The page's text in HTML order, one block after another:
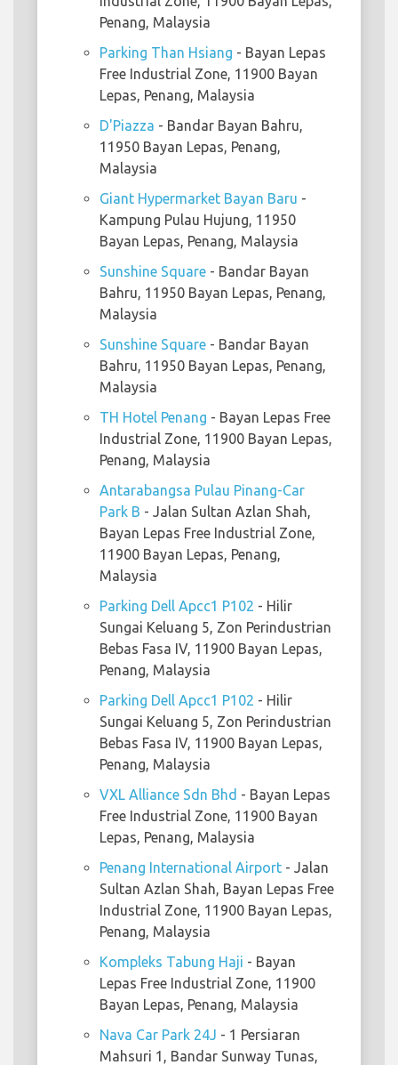
Penang, Malaysia
Parking Than Hsiang - Bayan Lepas
Free Industrial Zone, 11900 Bayan
Lepas, Penang, Malaysia
D'Piazza - Bandar Bayan Bahru,
11950 Bayan Lepas, Penang,
Malaysia
Giant Hypermarket Bayan Baru -
Kampung Pulau Hujung, 11950
Bayan Lepas, Penang, Malaysia
Sunshine Square - Bandar Bayan
Bahru, 11950 Bayan Lepas, Penang,
Malaysia
Sunshine Square - Bandar Bayan
Bahru, 11950 Bayan Lepas, Penang,
Malaysia
TH Hotel Penang - Bayan Lepas Free
Industrial Zone, 11900 Bayan Lepas,
Penang, Malaysia
Antarabangsa Pulau Pinang-Car
Park B - Jalan Sultan Azlan Shah,
Bayan Lepas Free Industrial Zone,
11900 Bayan Lepas, Penang,
Malaysia
Parking Dell Apcc1 P102 - Hilir
Sungai Keluang 5, Zon Perindustrian
Bebas Fasa IV, 11900 Bayan Lepas,
Penang, Malaysia
Parking Dell Apcc1 P102 - Hilir
Sungai Keluang 5, Zon Perindustrian
Bebas Fasa IV, 11900 Bayan Lepas,
Penang, Malaysia
VXL Alliance Sdn Bhd - Bayan Lepas
Free Industrial Zone, 11900 Bayan
Lepas, Penang, Malaysia
Penang International Airport - Jalan
Sultan Azlan Shah, Bayan Lepas Free
Industrial Zone, 11900 Bayan Lepas,
Penang, Malaysia
Kompleks Tabung Haji - Bayan
Lepas Free Industrial Zone, 11900
Bayan Lepas, Penang, Malaysia
Nava Car Park 24J - 1 Persiaran
Mahsuri 1, Bandar Sunway Tunas,